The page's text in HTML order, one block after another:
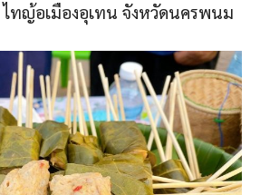
ทญ้อเมืองอุเทน จังหวัดนครพนม